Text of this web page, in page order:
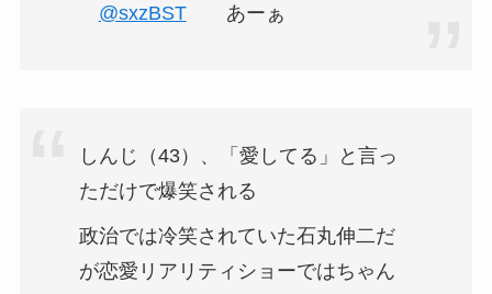
@sxzBSTあーぁ
しんじ（43）、「愛してる」と言っ
ただけで爆笑される
政治では冷笑されていた石丸伸二だ
が恋愛リアリティショーではちゃん